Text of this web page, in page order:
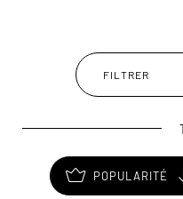
l'environnement. Si
d’un lancement, il est
en fonction des places
FILTRER
POPULARITÉ